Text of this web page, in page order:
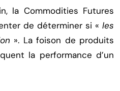
la Commodities Futures
de déterminer si « les
». La foison de produits
la performance d’un